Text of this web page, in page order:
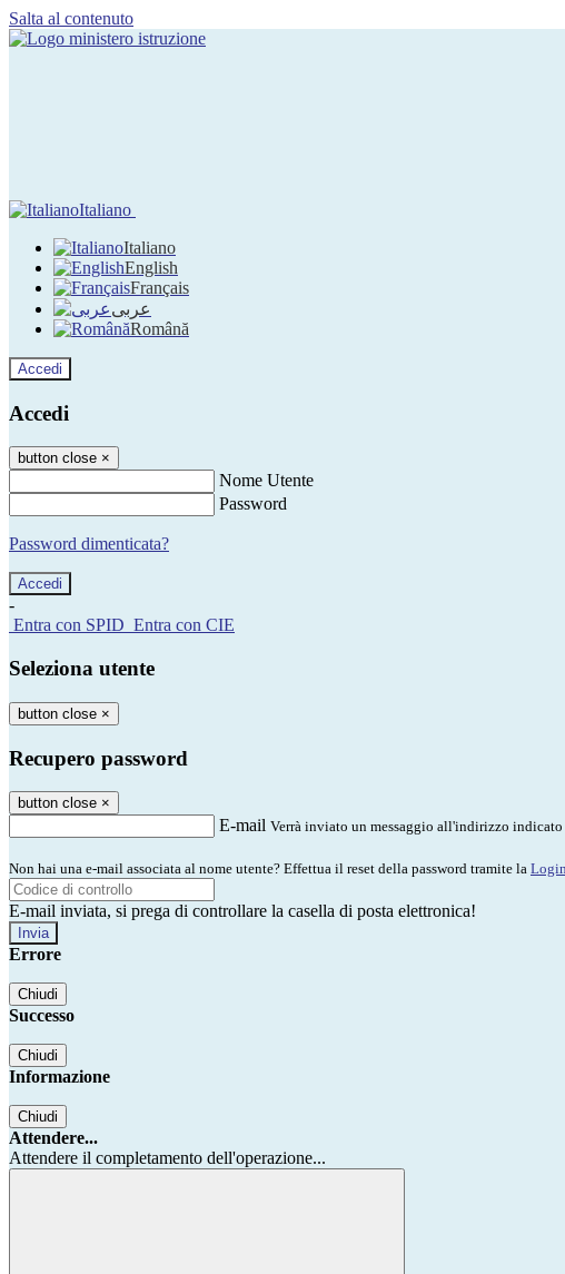
Salta al contenuto
Italiano
Italiano
English
Français
عربى
Română
Accedi
Accedi
button close ×
Nome Utente
Password
Password dimenticata?
-
Entra con SPID Entra con CIE
Seleziona utente
button close ×
Recupero password
button close ×
E-mail Verrà inviato un messaggio all'indirizzo
Non hai una e-mail associata al nome utente? Effettua il reset della password tramite la
E-mail inviata, si prega di controllare la casella di posta elettronica!
Errore
Chiudi
Successo
Chiudi
Informazione
Chiudi
Attendere...
Attendere il completamento dell'operazione...